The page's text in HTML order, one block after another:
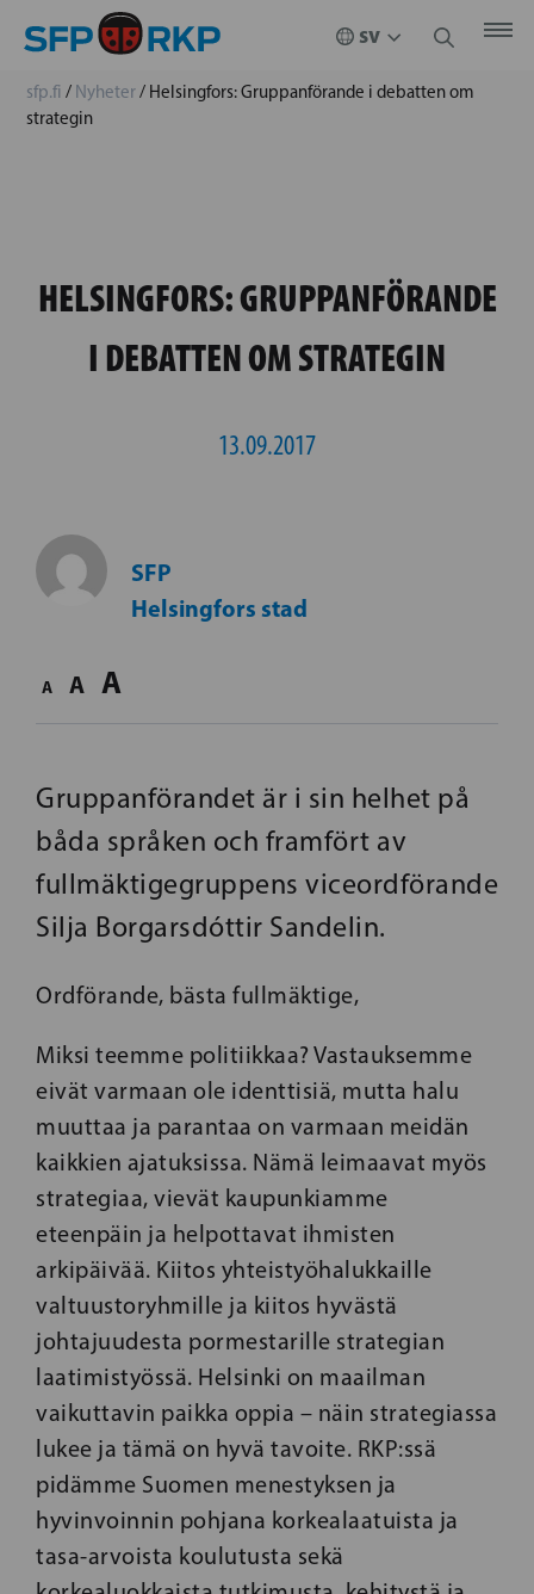
sfp.fi / Nyheter/ Helsingfors: Gruppanförande i debatten om
strategin
HELSINGFORS: GRUPPANFÖRANDE
I DEBATTEN OM STRATEGIN
13.09.2017
SFP
Helsingfors stad
A A A
Gruppanförandet är i sin helhet på
båda språken och framfört av
fullmäktigegruppens viceordförande
Silja Borgarsdóttir Sandelin.
Ordförande, bästa fullmäktige,
Miksi teemme politiikkaa? Vastauksemme
eivät varmaan ole identtisiä, mutta halu
muuttaa ja parantaa on varmaan meidän
kaikkien ajatuksissa. Nämä leimaavat myös
strategiaa, vievät kaupunkiamme
eteenpäin ja helpottavat ihmisten
arkipäivää. Kiitos yhteistyöhalukkaille
valtuustoryhmille ja kiitos hyvästä
johtajuudesta pormestarille strategian
laatimistyössä. Helsinki on maailman
vaikuttavin paikka oppia – näin strategiassa
lukee ja tämä on hyvä tavoite. RKP:ssä
pidämme Suomen menestyksen ja
hyvinvoinnin pohjana korkealaatuista ja
tasa-arvoista koulutusta sekä